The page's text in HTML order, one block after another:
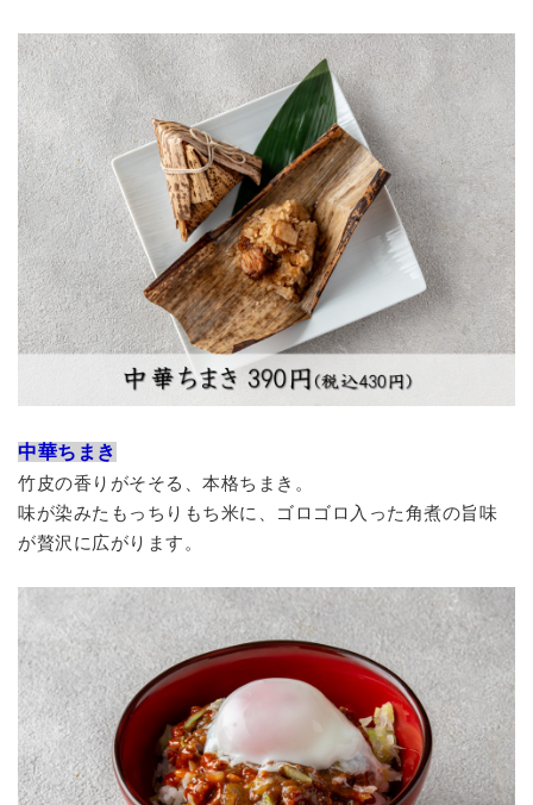
中華ちまき
竹皮の香りがそそる、本格ちまき。
味が染みたもっちりもち米に、ゴロゴロ入った角煮の旨味
が贅沢に広がります。